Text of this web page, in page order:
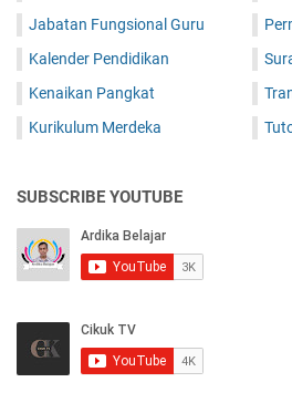
Jabatan Fungsional Guru
Kalender Pendidikan
Kenaikan Pangkat
Kurikulum Merdeka
SUBSCRIBE YOUTUBE